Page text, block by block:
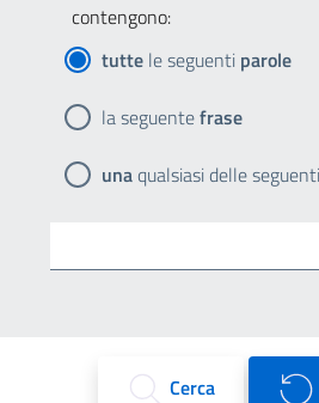
contengono:
tutte le seguenti parole
la seguentefrase
unaqualsiasi delle seguenti
Cerca